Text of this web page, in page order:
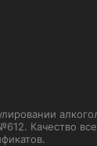
Качество